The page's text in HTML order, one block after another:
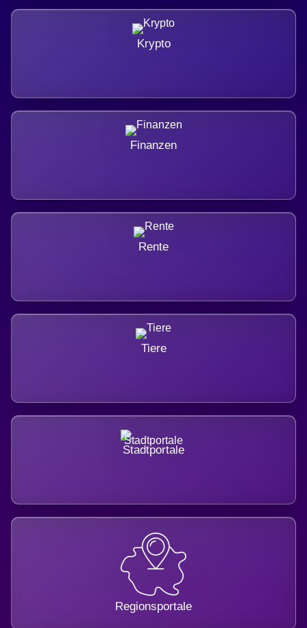
Krypto
Finanzen
Rente
Tiere
Stadtportale
Regionsportale